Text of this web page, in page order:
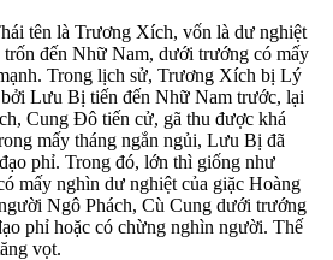
tên là Trương Xích, vốn là dư nghiệt
trốn đến Nhữ Nam, dưới trướng có mấy
Trong lịch sử, Trương Xích bị Lý
Lưu Bị tiến đến Nhữ Nam trước, lại
Cung Đô tiến cử, gã thu được khá
mấy tháng ngắn ngủi, Lưu Bị đã
phỉ. Trong đó, lớn thì giống như
mấy nghìn dư nghiệt của giặc Hoàng
Ngô Phách, Cù Cung dưới trướng
phỉ hoặc có chừng nghìn người. Thế
vọt.